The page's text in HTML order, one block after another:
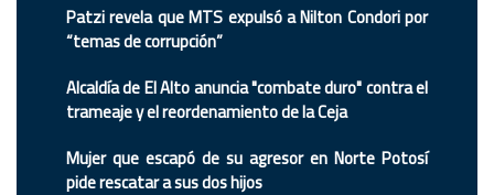
Patzi revela que MTS expulsó a Nilton Condori por
“temas de corrupción”
Alcaldía de El Alto anuncia "combate duro" contra el
trameaje y el reordenamiento de la Ceja
Mujer que escapó de su agresor en Norte Potosí
pide rescatar a sus dos hijos